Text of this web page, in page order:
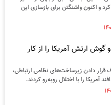
و اکنون واشنگتن برای بازسازی این
چشم و گوش ارتش آمریکا را از کار
در جنگ ۴۰ روزه با هدف قرار دادن زیرساخت‌های نظامی ارتباطی،
آمریکا را با اختلال روبه‌رو کردند.